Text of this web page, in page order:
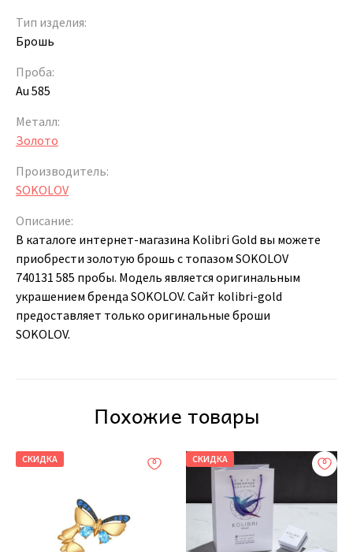
Тип изделия:
Брошь
Проба:
Au 585
Металл:
Золото
Производитель:
SOKOLOV
Описание:
В каталоге интернет-магазина Kolibri Gold вы можете
приобрести золотую брошь с топазом SOKOLOV
740131 585 пробы. Модель является оригинальным
украшением бренда SOKOLOV. Сайт kolibri-gold
предоставляет только оригинальные броши
SOKOLOV.
Похожие товары
СКИДКА СКИДКА